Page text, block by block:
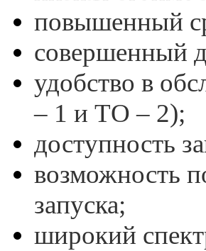
повышенный
совершенный
удобство в
– 1 и ТО – 2);
доступность
возможность
запуска;
широкий